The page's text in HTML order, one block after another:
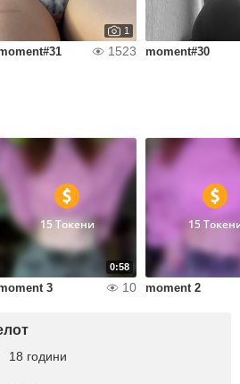
1
1523 moment#30
0:58
15 Токени
3 10
15
moment 2
18 години